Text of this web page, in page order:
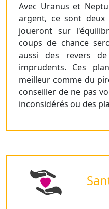
Avec Uranus et
argent, ce sont
joueront sur
coups de chance
aussi des revers
imprudents. Ces
meilleur comme du
conseiller de ne pas
inconsidérés ou des